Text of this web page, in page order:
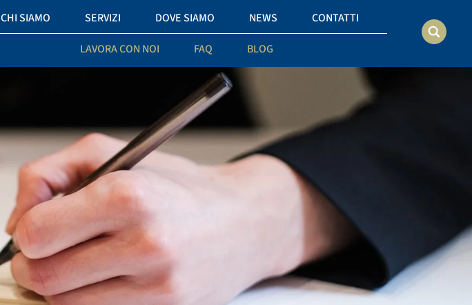
CHI SIAMO SERVIZI DOVE SIAMO NEWS CONTATTI
LAVORA CON NOI FAQ BLOG